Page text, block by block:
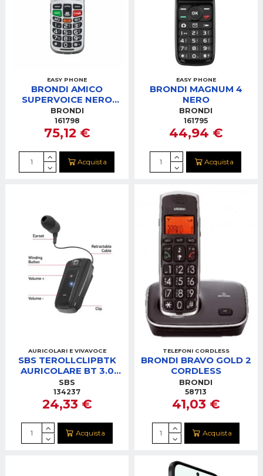
EASY PHONE
BRONDI AMICO
SUPERVOICE NERO
SILVER
BRONDI
161798
75,12 €
Acquista
EASY PHONE
BRONDI MAGNUM 4
NERO
BRONDI
161795
44,94 €
Acquista
AURICOLARI E VIVAVOCE
SBS TEROLLCLIPBTK
AURICOLARE BT 3.0
CON CLIP E FILO
RETRAIBILE NERO
SBS
134237
24,33 €
Acquista
TELEFONI CORDLESS
BRONDI BRAVO GOLD 2
CORDLESS
BRONDI
58713
41,03 €
Acquista